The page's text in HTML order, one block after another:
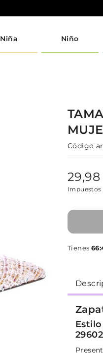
Niña Niño
Código
Impuestos
Tienes
29602